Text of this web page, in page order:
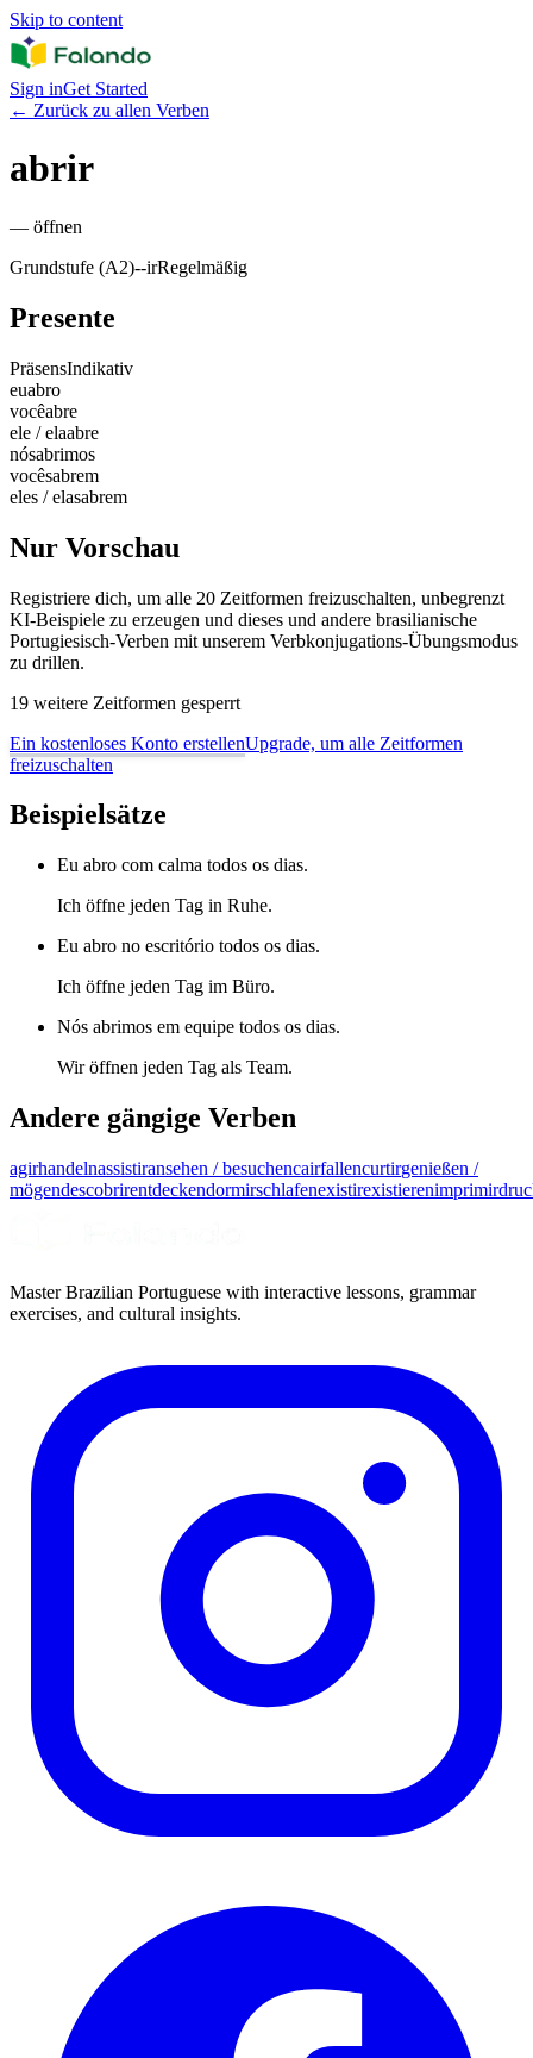
Skip to content
Sign inGet Started
← Zurück zu allen Verben
abrir
— öffnen
Grundstufe (A2)--irRegelmäßig
Presente
PräsensIndikativ
euabro
vocêabre
ele / elaabre
nósabrimos
vocêsabrem
eles / elasabrem
Nur Vorschau
Registriere dich, um alle 20 Zeitformen freizuschalten, unbegrenzt
KI-Beispiele zu erzeugen und dieses und andere brasilianische
Portugiesisch-Verben mit unserem Verbkonjugations-Übungsmodus
zu drillen.
19 weitere Zeitformen gesperrt
Ein kostenloses Konto erstellenUpgrade, um alle Zeitformen
freizuschalten
Beispielsätze
Eu abro com calma todos os dias.
Ich öffne jeden Tag in Ruhe.
Eu abro no escritório todos os dias.
Ich öffne jeden Tag im Büro.
Nós abrimos em equipe todos os dias.
Wir öffnen jeden Tag als Team.
Andere gängige Verben
agirhandelnassistiransehen / besuchencairfallencurtirgenießen /
mögendescobrirentdeckendormirschlafenexistirexistierenimprimir
Master Brazilian Portuguese with interactive lessons, grammar
exercises, and cultural insights.